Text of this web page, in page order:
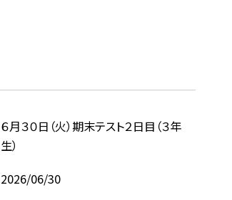
６月３０日（火）期末テスト２日目（３年
生）
2026/06/30